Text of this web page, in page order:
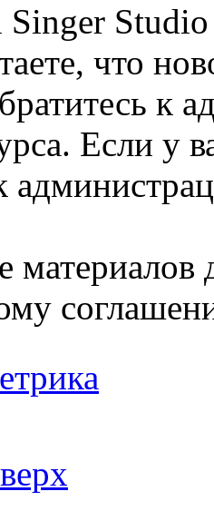
Singer Studio
что
к
Если у
материалов